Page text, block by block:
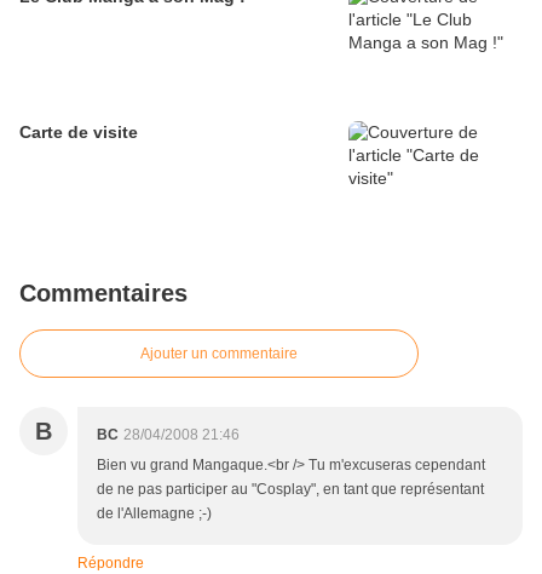
Carte de visite
Commentaires
Ajouter un commentaire
B BC 28/04/2008 21:46
Bien vu grand Mangaque.<br /> Tu m'excuseras cependant
de ne pas participer au "Cosplay", en tant que représentant
de l'Allemagne ;-)
Répondre